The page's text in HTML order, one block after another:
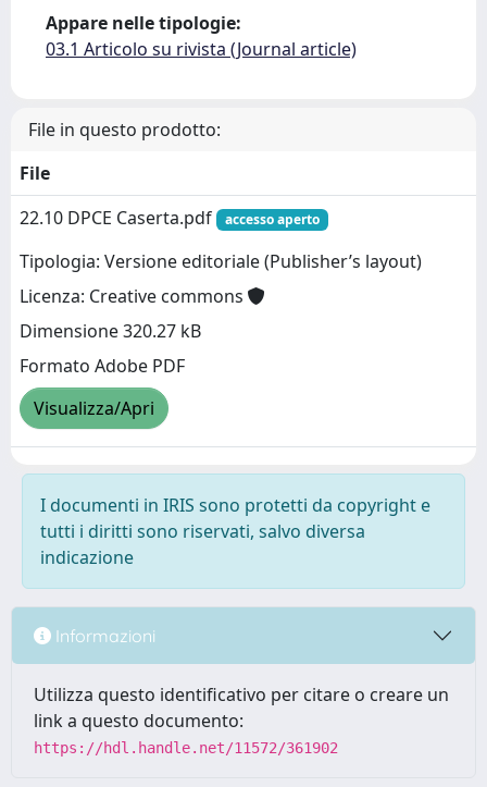
Appare nelle tipologie:
03.1 Articolo su rivista (Journal article)
File in questo prodotto:
File
22.10 DPCE Caserta.pdf
accesso aperto
Tipologia: Versione editoriale (Publisher’s layout)
Licenza: Creative commons
Dimensione 320.27 kB
Formato Adobe PDF
Visualizza/Apri
I documenti in IRIS sono protetti da copyright e
tutti i diritti sono riservati, salvo diversa
indicazione
Informazioni
Utilizza questo identificativo per citare o creare un
link a questo documento:
https://hdl.handle.net/11572/361902